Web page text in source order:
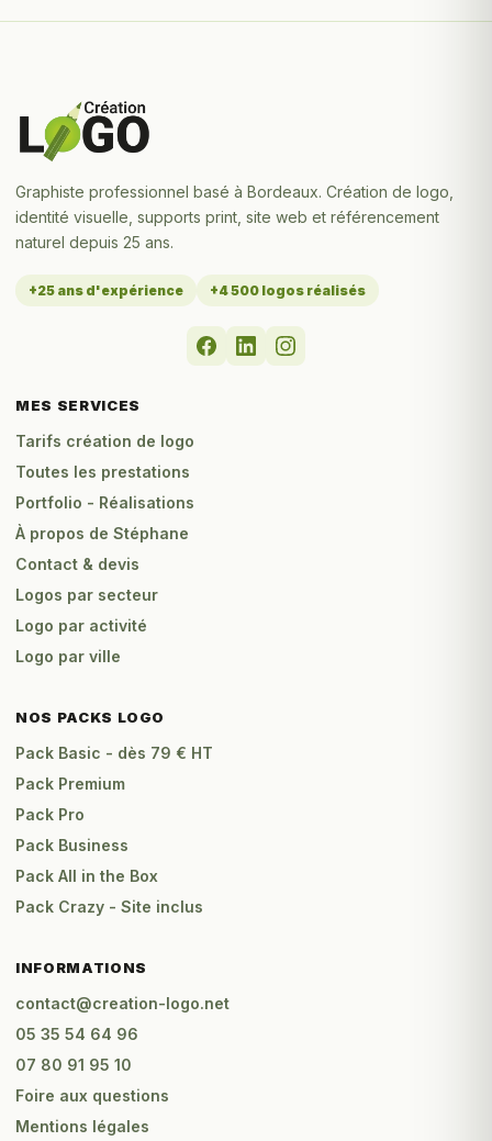
Graphiste professionnel basé à Bordeaux. Création de logo,
identité visuelle, supports print, site web et référencement
naturel depuis 25 ans.
+25 ans d'expérience +4 500 logos réalisés
MES SERVICES
Tarifs création de logo
Toutes les prestations
Portfolio - Réalisations
À propos de Stéphane
Contact & devis
Logos par secteur
Logo par activité
Logo par ville
NOS PACKS LOGO
Pack Basic - dès 79 € HT
Pack Premium
Pack Pro
Pack Business
Pack All in the Box
Pack Crazy - Site inclus
INFORMATIONS
contact@creation-logo.net
05 35 54 64 96
07 80 91 95 10
Foire aux questions
Mentions légales